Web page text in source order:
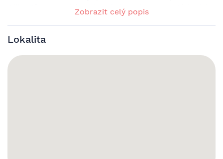
grillu. Dům se nachází u konečné autobusové zastávky, kde
jste obklopeni klidem, přírodou a tichem. Zastávku máte od
domu vzdálenou cca 200m, odkud jezdí zdarma
frekventovaný spoj přímo do Valašského Meziříčí (asi 15min
jednotlivce, případně pár. Cena nájmu je 9.000,- Kč +
energie včetně elektřiny 3.500,- Kč + kauce 12.500,- Kč +
Zobrazit celý popis
Lokalita